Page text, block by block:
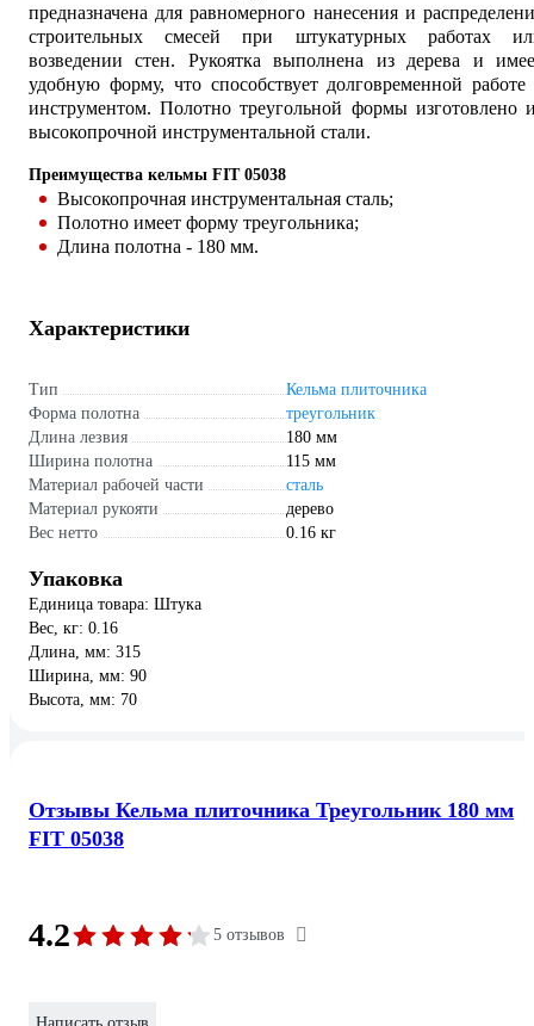
предназначена для равномерного нанесения и
строительных смесей при штукатурных работах
возведении стен. Рукоятка выполнена из дерева и
удобную форму, что способствует долговременной работе
инструментом. Полотно треугольной формы изготовлено
высокопрочной инструментальной стали.
Преимущества кельмы FIT 05038
Высокопрочная инструментальная сталь;
Полотно имеет форму треугольника;
Длина полотна - 180 мм.
Характеристики
Тип
Кельма плиточника
Форма полотна
треугольник
Длина лезвия
180 мм
Ширина полотна
115 мм
Материал рабочей части
сталь
Материал рукояти
дерево
Вес нетто
0.16 кг
Упаковка
Единица товара: Штука
Вес, кг: 0.16
Длина, мм: 315
Ширина, мм: 90
Высота, мм: 70
Отзывы Кельма плиточника Треугольник 180 мм
FIT 05038
4.2 5 отзывов
Написать отзыв